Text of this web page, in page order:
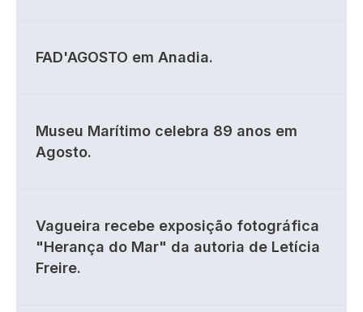
FAD'AGOSTO em Anadia.
Museu Marítimo celebra 89 anos em
Agosto.
Vagueira recebe exposição fotográfica
"Herança do Mar" da autoria de Letícia
Freire.